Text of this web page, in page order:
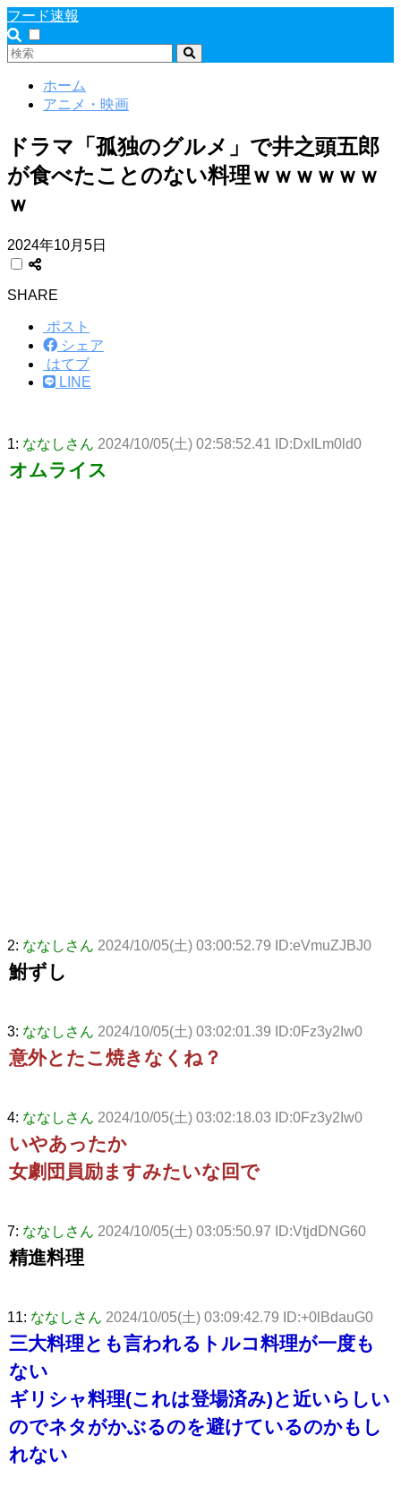
フード速報
ホーム
アニメ・映画
ドラマ「孤独のグルメ」で井之頭五郎
が食べたことのない料理ｗｗｗｗｗｗ
ｗ
2024年10月5日
SHARE
ポスト
シェア
はてブ
LINE
1: ななしさん 2024/10/05(土) 02:58:52.41 ID:DxILm0ld0
オムライス
2: ななしさん 2024/10/05(土) 03:00:52.79 ID:eVmuZJBJ0
鮒ずし
3: ななしさん 2024/10/05(土) 03:02:01.39 ID:0Fz3y2Iw0
意外とたこ焼きなくね？
4: ななしさん 2024/10/05(土) 03:02:18.03 ID:0Fz3y2Iw0
いやあったか
女劇団員励ますみたいな回で
7: ななしさん 2024/10/05(土) 03:05:50.97 ID:VtjdDNG60
精進料理
11: ななしさん 2024/10/05(土) 03:09:42.79 ID:+0lBdauG0
三大料理とも言われるトルコ料理が一度も
ない
ギリシャ料理(これは登場済み)と近いらしい
のでネタがかぶるのを避けているのかもし
れない